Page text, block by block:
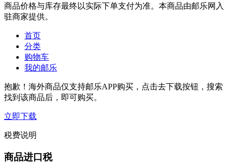
商品价格与库存最终以实际下单支付为准。本商品由邮乐网入
驻商家提供。
首页
分类
购物车
我的邮乐
抱歉！海外商品仅支持邮乐APP购买，点击去下载按钮，搜索
找到该商品后，即可购买。
立即下载
税费说明
商品进口税